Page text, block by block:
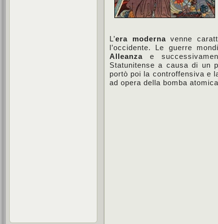
L’era modernavenne
l’occidente. Le guerre
Alleanza e
Statunitense a causa di un
portò poi la controffensiva e
ad opera della bomba